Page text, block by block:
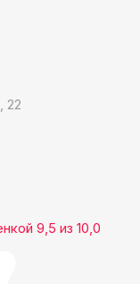
22
9,5 из 10,0